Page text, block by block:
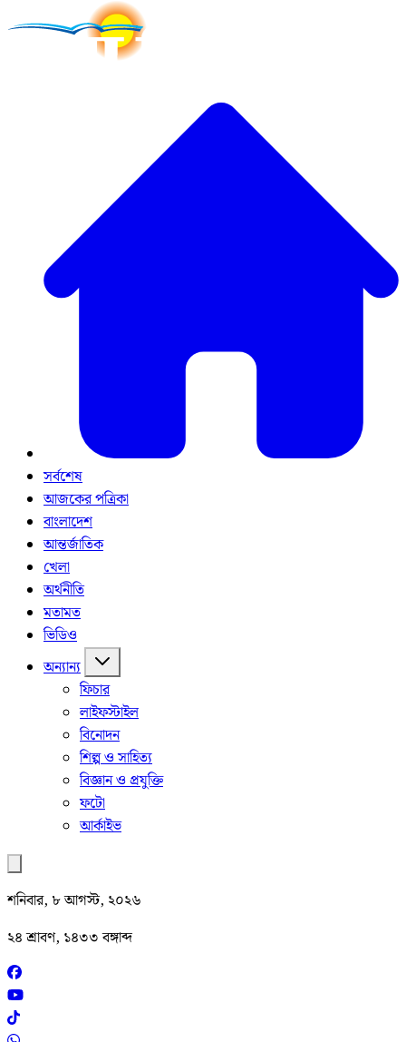
সর্বশেষ
আজকের পত্রিকা
বাংলাদেশ
আন্তর্জাতিক
খেলা
অর্থনীতি
মতামত
ভিডিও
অন্যান্য
ফিচার
লাইফস্টাইল
বিনোদন
শিল্প ও সাহিত্য
বিজ্ঞান ও প্রযুক্তি
ফটো
আর্কাইভ
শনিবার, ৮ আগস্ট, ২০২৬
২৪ শ্রাবণ, ১৪৩৩ বঙ্গাব্দ